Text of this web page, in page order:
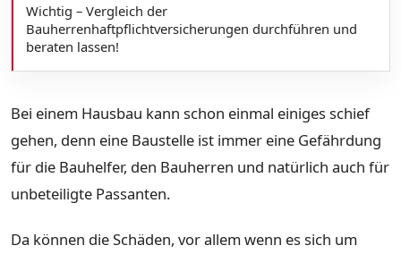
Wichtig – Vergleich der
Bauherrenhaftpflichtversicherungen durchführen und
beraten lassen!
Bei einem Hausbau kann schon einmal einiges schief
gehen, denn eine Baustelle ist immer eine Gefährdung
für die Bauhelfer, den Bauherren und natürlich auch für
unbeteiligte Passanten.
Da können die Schäden, vor allem wenn es sich um